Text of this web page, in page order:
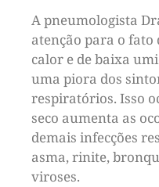
A pneumologista
atenção para o fato
calor e de baixa
uma piora dos
respiratórios. Isso
seco aumenta as
demais infecções
asma, rinite,
viroses.